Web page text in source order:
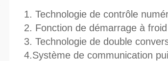
1. Technologie de contrôle
2. Fonction de démarrage à
3. Technologie de double
4.Système de communication